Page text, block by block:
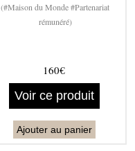
(#Maison du Monde #Partenariat
rémunéré)
160€
Voir ce produit
Ajouter au panier